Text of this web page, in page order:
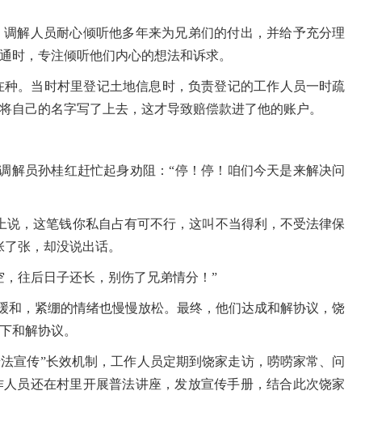
人员耐心倾听他多年来为兄弟们的付出，并给予充分理
时，专注倾听他们内心的想法和诉求。
当时村里登记土地信息时，负责登记的工作人员一时疏
己的名字写了上去，这才导致赔偿款进了他的账户。
员孙桂红赶忙起身劝阻：“停！停！咱们今天是来解决问
，这笔钱你私自占有可不行，这叫不当得利，不受法律保
张，却没说出话。
往后日子还长，别伤了兄弟情分！”
，紧绷的情绪也慢慢放松。最终，他们达成和解协议，饶
和解协议。
传”长效机制，工作人员定期到饶家走访，唠唠家常、问
员还在村里开展普法讲座，发放宣传手册，结合此次饶家